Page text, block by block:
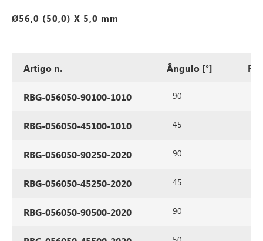
Ø56,0 (50,0) X 5,0 mm
Artigo n. Ângulo [°]
RBG-056050-90100-1010 90
RBG-056050-45100-1010 45
RBG-056050-90250-2020 90
RBG-056050-45250-2020 45
RBG-056050-90500-2020 90